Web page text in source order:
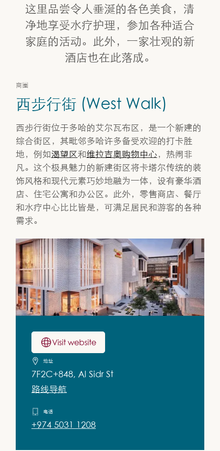
这里品尝令人垂涎的各色美食，清
净地享受水疗护理，参加各种适合
家庭的活动。此外，一家壮观的新
酒店也在此落成。
商圈
西步行街 (West Walk)
西步行街位于多哈的艾尔瓦布区，是一个新建的
综合街区，其毗邻多哈许多备受欢迎的打卡胜
地，例如渴望区和维拉吉奥购物中心，热闹非
凡。这个极具魅力的新建街区将卡塔尔传统的装
饰风格和现代元素巧妙地融为一体，设有豪华酒
店、住宅公寓和办公区。此外，零售商店、餐厅
和水疗中心比比皆是，可满足居民和游客的各种
需求。
Visit website
地址
7F2C+848, Al Sidr St
路线导航
电话
+974 5031 1208